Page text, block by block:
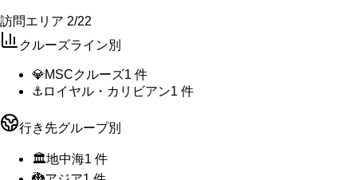
訪問エリア 2/22
クルーズライン別
💎MSCクルーズ1 件
⚓ ロイヤル・カリビアン1 件
行き先グループ別
🏛️地中海1 件